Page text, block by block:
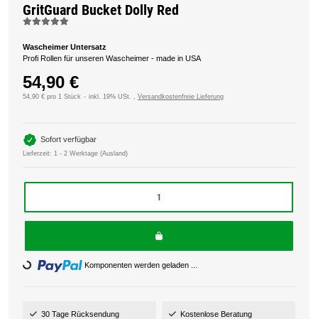
GritGuard Bucket Dolly Red
Wascheimer Untersatz
Profi Rollen für unseren Wascheimer - made in USA
54,90 €
54,90 € pro 1 Stück inkl. 19% USt. , Versandkostenfreie Lieferung
Sofort verfügbar
Lieferzeit: 1 - 2 Werktage (Ausland)
Loading... Komponenten werden geladen ...
30 Tage Rücksendung Kostenlose Beratung